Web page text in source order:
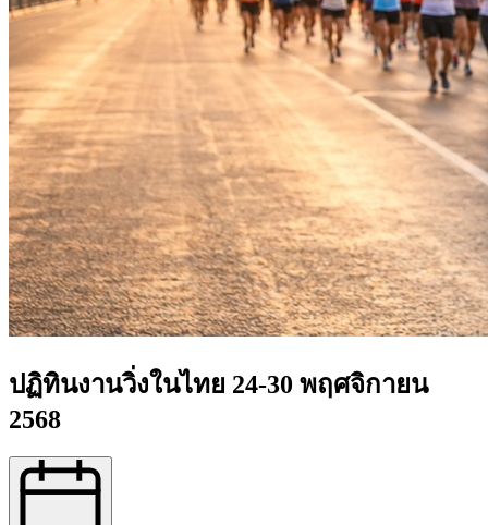
ปฏิทินงานวิ่งในไทย 24-30 พฤศจิกายน
2568